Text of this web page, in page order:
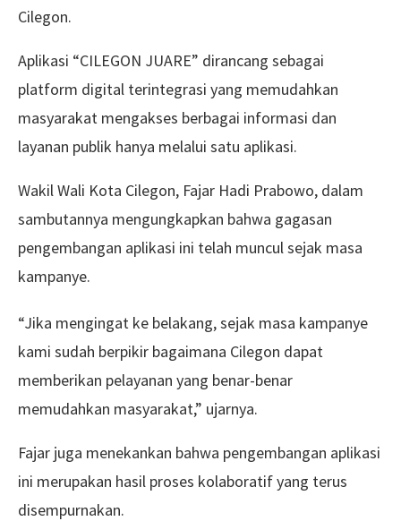
Cilegon.
Aplikasi “CILEGON JUARE” dirancang sebagai
platform digital terintegrasi yang memudahkan
masyarakat mengakses berbagai informasi dan
layanan publik hanya melalui satu aplikasi.
Wakil Wali Kota Cilegon, Fajar Hadi Prabowo, dalam
sambutannya mengungkapkan bahwa gagasan
pengembangan aplikasi ini telah muncul sejak masa
kampanye.
“Jika mengingat ke belakang, sejak masa kampanye
kami sudah berpikir bagaimana Cilegon dapat
memberikan pelayanan yang benar-benar
memudahkan masyarakat,” ujarnya.
Fajar juga menekankan bahwa pengembangan aplikasi
ini merupakan hasil proses kolaboratif yang terus
disempurnakan.